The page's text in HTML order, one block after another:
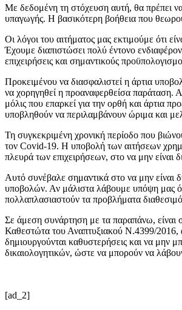
Με δεδομένη τη στόχευση αυτή, θα πρέπει
υπαγωγής. Η βασικότερη βοήθεια που
Οι λόγοι του αιτήματος μας εκτιμούμε ότι
Έχουμε διαπιστώσει πολύ έντονο
επιχειρήσεις και σημαντικούς
Προκειμένου να διασφαλιστεί η άρτια
να χορηγηθεί η προαναφερθείσα παράταση.
μόλις που επαρκεί για την ορθή και άρτια
υποβληθούν να περιλαμβάνουν ώριμα και
Τη συγκεκριμένη χρονική περίοδο που
τον Covid-19. Η υποβολή των αιτήσεων
πλευρά των επιχειρήσεων, στο να μην είναι
Αυτό συνέβαλε σημαντικά στο να μην είναι
υποβολών. Αν μάλιστα λάβουμε υπόψη μας
πολλαπλασιαστούν τα προβλήματα
Σε άμεση συνάρτηση με τα παραπάνω, είναι
Καθεστώτα του Αναπτυξιακού Ν.4399/2016,
δημιουργούνται καθυστερήσεις και να μην
δικαιολογητικών, ώστε να μπορούν να
[ad_2]